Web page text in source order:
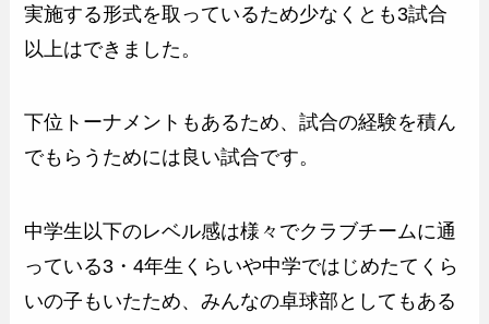
実施する形式を取っているため少なくとも3試合
以上はできました。
下位トーナメントもあるため、試合の経験を積ん
でもらうためには良い試合です。
中学生以下のレベル感は様々でクラブチームに通
っている3・4年生くらいや中学ではじめたてくら
いの子もいたため、みんなの卓球部としてもある